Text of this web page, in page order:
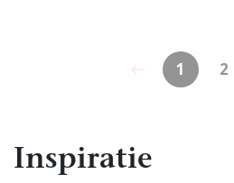
1 2
Inspiratie